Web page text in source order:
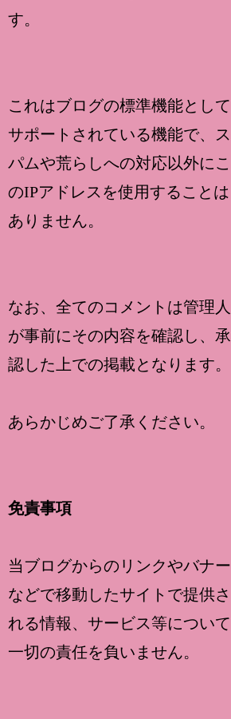
す。
これはブログの標準機能として
サポートされている機能で、ス
パムや荒らしへの対応以外にこ
のIPアドレスを使用することは
ありません。
なお、全てのコメントは管理人
が事前にその内容を確認し、承
認した上での掲載となります。
あらかじめご了承ください。
免責事項
当ブログからのリンクやバナー
などで移動したサイトで提供さ
れる情報、サービス等について
一切の責任を負いません。